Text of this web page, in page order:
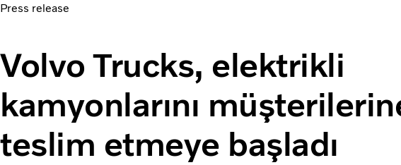
Press release
Volvo Trucks, elektrikli
kamyonlarını
teslim etmeye başladı